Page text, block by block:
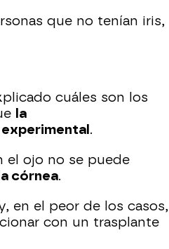
que no tenían iris,
cuáles son los
la
.
el ojo no se puede
córnea.
en el peor de los casos,
con un trasplante